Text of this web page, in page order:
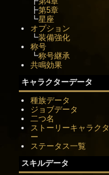
┣第5章
┗星座
オプション
┗装備強化
称号
┗称号継承
共鳴効果
キャラクターデータ
種族データ
ジョブデータ
二つ名
ストーリーキャラクタ
ー
ステータス一覧
スキルデータ